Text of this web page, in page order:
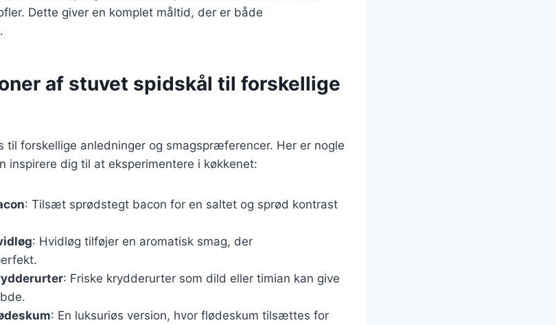
Dette giver en komplet måltid, der er både
af stuvet spidskål til forskellige
til forskellige anledninger og smagspræferencer. Her er nogle
inspirere dig til at eksperimentere i køkkenet:
: Tilsæt sprødstegt bacon for en saltet og sprød kontrast
: Hvidløg tilføjer en aromatisk smag, der
: Friske krydderurter som dild eller timian kan give
: En luksuriøs version, hvor flødeskum tilsættes for